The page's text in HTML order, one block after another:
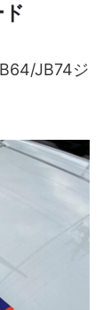
JB74ジ